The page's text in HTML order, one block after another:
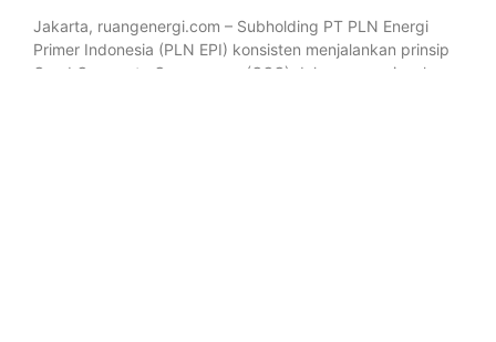
Jakarta, ruangenergi.com – Subholding PT PLN Energi
Primer Indonesia (PLN EPI) konsisten menjalankan prinsip
Good Corporate Governance (GCG) dalam operasional